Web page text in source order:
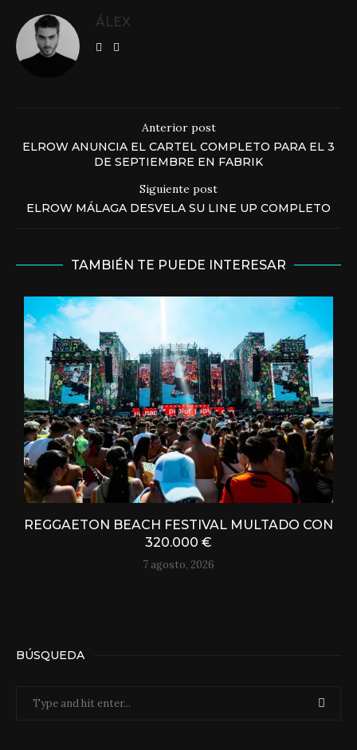
ÁLEX
Anterior post
ELROW ANUNCIA EL CARTEL COMPLETO PARA EL 3
DE SEPTIEMBRE EN FABRIK
Siguiente post
ELROW MÁLAGA DESVELA SU LINE UP COMPLETO
TAMBIÉN TE PUEDE INTERESAR
REGGAETON BEACH FESTIVAL MULTADO CON
320.000 €
7 agosto, 2026
BÚSQUEDA